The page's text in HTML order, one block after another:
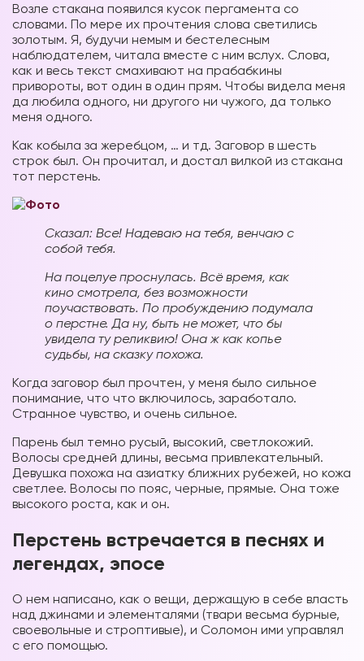
Возле стакана появился кусок пергамента со
словами. По мере их прочтения слова светились
золотым. Я, будучи немым и бестелесным
наблюдателем, читала вместе с ним вслух. Слова,
как и весь текст смахивают на прабабкины
привороты, вот один в один прям. Чтобы видела меня
да любила одного, ни другого ни чужого, да только
меня одного.
Как кобыла за жеребцом, … и тд. Заговор в шесть
строк был. Он прочитал, и достал вилкой из стакана
тот перстень.
Сказал: Все! Надеваю на тебя, венчаю с
собой тебя.
На поцелуе проснулась. Всё время, как
кино смотрела, без возможности
поучаствовать. По пробуждению подумала
о перстне. Да ну, быть не может, что бы
увидела ту реликвию! Она ж как копье
судьбы, на сказку похожа.
Когда заговор был прочтен, у меня было сильное
понимание, что что включилось, заработало.
Странное чувство, и очень сильное.
Парень был темно русый, высокий, светлокожий.
Волосы средней длины, весьма привлекательный.
Девушка похожа на азиатку ближних рубежей, но кожа
светлее. Волосы по пояс, черные, прямые. Она тоже
высокого роста, как и он.
Перстень встречается в песнях и
легендах, эпосе
О нем написано, как о вещи, держащую в себе власть
над джинами и элементалями (твари весьма бурные,
своевольные и строптивые), и Соломон ими управлял
с его помощью.